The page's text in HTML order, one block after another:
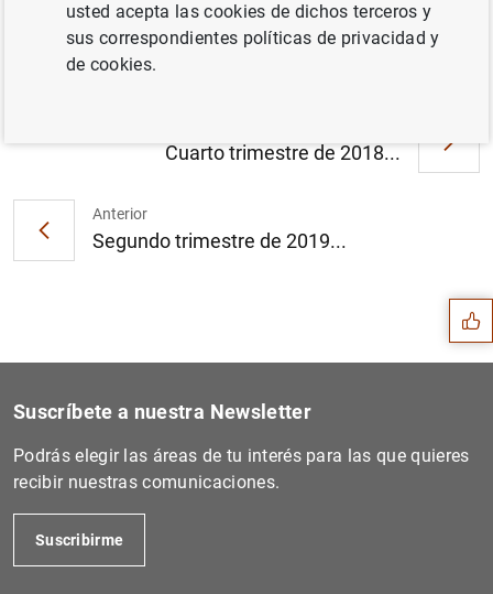
Anterior
Segundo trimestre de 2019...
Cuarto trimestre de 2018...
Sugerencias
Suscríbete a nuestra Newsletter
Podrás elegir las áreas de tu interés para las que quieres
recibir nuestras comunicaciones.
Suscribirme
usted acepta las cookies de dichos terceros y
sus correspondientes políticas de privacidad y
de cookies.